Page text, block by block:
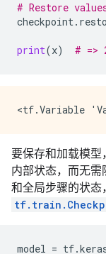
# Restore
checkpoint.
print(x) # =>
要保存和加载模型，
内部状态，而无需
和全局步骤的状态
model = tf.